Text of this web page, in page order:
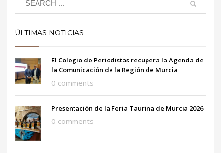
ÚLTIMAS NOTICIAS
El Colegio de Periodistas recupera la Agenda de
la Comunicación de la Región de Murcia
0 comments
Presentación de la Feria Taurina de Murcia 2026
0 comments